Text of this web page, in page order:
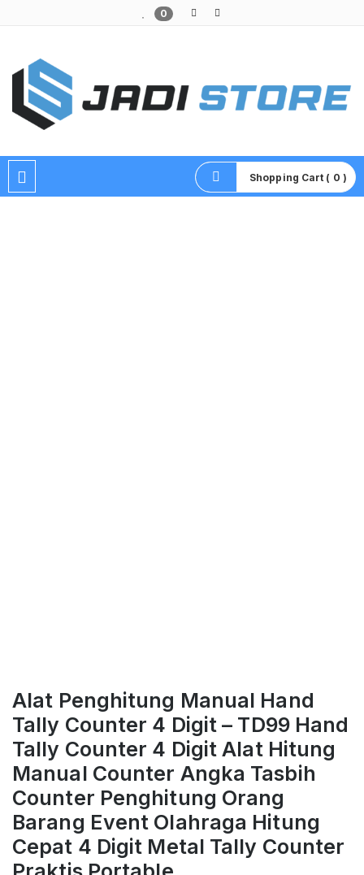
0
Shopping Cart ( 0 )
Alat Penghitung Manual Hand
Tally Counter 4 Digit – TD99 Hand
Tally Counter 4 Digit Alat Hitung
Manual Counter Angka Tasbih
Counter Penghitung Orang
Barang Event Olahraga Hitung
Cepat 4 Digit Metal Tally Counter